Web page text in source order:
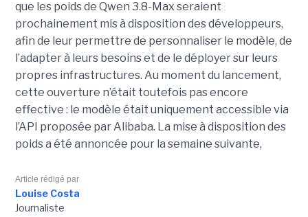
que les poids de Qwen 3.8-Max seraient
prochainement mis à disposition des développeurs,
afin de leur permettre de personnaliser le modèle, de
l’adapter à leurs besoins et de le déployer sur leurs
propres infrastructures. Au moment du lancement,
cette ouverture n’était toutefois pas encore
effective : le modèle était uniquement accessible via
l’API proposée par Alibaba. La mise à disposition des
poids a été annoncée pour la semaine suivante,
Article rédigé par
Louise Costa
Journaliste